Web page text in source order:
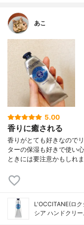
あこ
5.00
香りに癒される
香りがとても好きなので
ターの保湿も好きで使い
ときには要注意かもしれ
L'OCCITANE(ロク
シア ハンドクリー